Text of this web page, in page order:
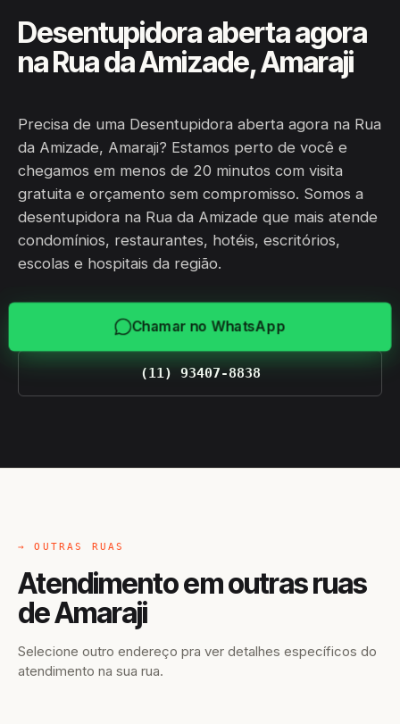
Desentupidora aberta agora
na Rua da Amizade, Amaraji
Precisa de uma Desentupidora aberta agora na Rua
da Amizade, Amaraji? Estamos perto de você e
chegamos em menos de 20 minutos com visita
gratuita e orçamento sem compromisso. Somos a
desentupidora na Rua da Amizade que mais atende
condomínios, restaurantes, hotéis, escritórios,
escolas e hospitais da região.
Chamar no WhatsApp
(11) 93407-8838
→ OUTRAS RUAS
Atendimento em outras ruas
de Amaraji
Selecione outro endereço pra ver detalhes específicos do
atendimento na sua rua.